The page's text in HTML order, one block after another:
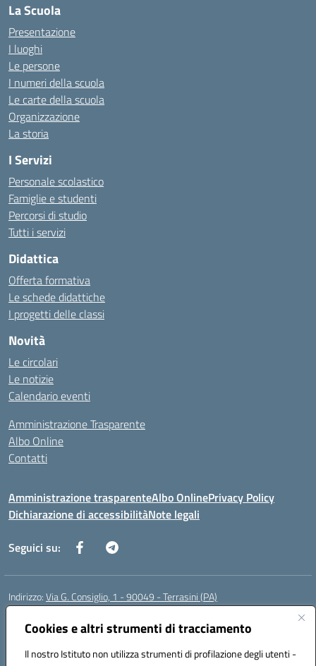
Cookies e altri strumenti di tracciamento
Il nostro Istituto non utilizza strumenti di profilazione degli utenti -
La Scuola
Presentazione
I luoghi
Le persone
I numeri della scuola
Le carte della scuola
Organizzazione
La storia
I Servizi
Personale scolastico
Famiglie e studenti
Percorsi di studio
Tutti i servizi
Didattica
Offerta formativa
Le schede didattiche
I progetti delle classi
Novità
Le circolari
Le notizie
Calendario eventi
Amministrazione Trasparente
Albo Online
Contatti
Amministrazione trasparenteAlbo OnlinePrivacy Policy
Dichiarazione di accessibilitàNote legali
Seguici su:
Indirizzo:Via G. Consiglio, 1 - 90049 - Terrasini (PA)
Centralino:
Posta elettronica certificata (PEC):paic88700d@pec.istruzione.it
Codice fiscale: 80025710825